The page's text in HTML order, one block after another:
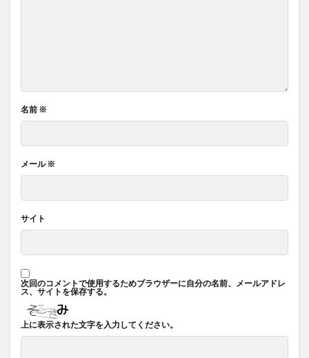
名前 ※
メール※
サイト
次回のコメントで使用するためブラウザーに自分の名前、メールアドレ
ス、サイトを保存する。
上に表示された文字を入力してください。